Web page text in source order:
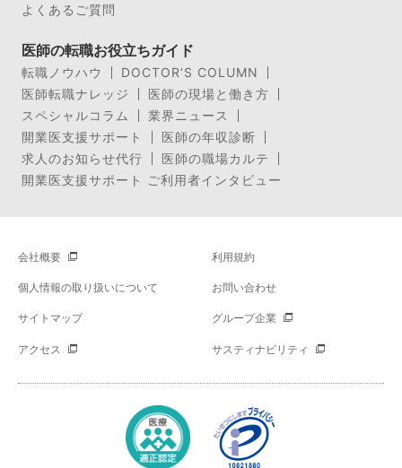
よくあるご質問
医師の転職お役立ちガイド
転職ノウハウ
DOCTOR’S COLUMN
医師転職ナレッジ
医師の現場と働き方
スペシャルコラム
業界ニュース
開業医支援サポート
医師の年収診断
求人のお知らせ代行
医師の職場カルテ
開業医支援サポート ご利用者インタビュー
会社概要 利用規約
個人情報の取り扱いについて お問い合わせ
サイトマップ グループ企業
アクセス サスティナビリティ